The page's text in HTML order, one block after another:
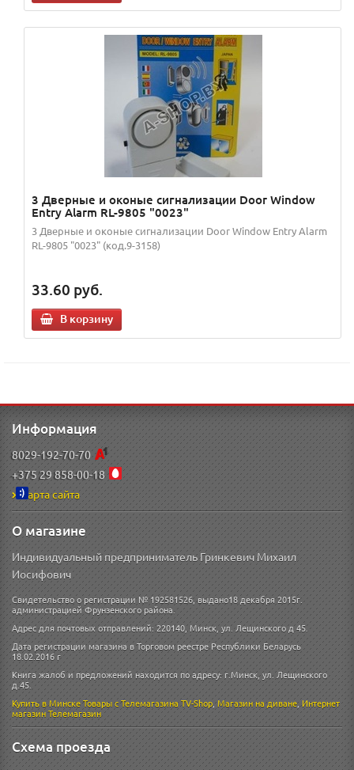
3 Дверные и оконые сигнализации Door Window
Entry Alarm RL-9805 "0023"
3 Дверные и оконые сигнализации Door Window Entry Alarm
RL-9805 "0023" (код.9-3158)
33.60 руб.
В корзину
Информация
8029-192-70-70
+375 29 858-00-18
Карта сайта
О магазине
Индивидуальный предприниматель Гринкевич Михаил
Иосифович
Свидетельство о регистрации № 192581526, выдано18 декабря 2015г.
администрацией Фрунзенского района.
Адрес для почтовых отправлений: 220140, Минск, ул. Лещинского д 45.
Дата регистрации магазина в Торговом реестре Республики Беларусь
18.02.2016 г
Книга жалоб и предложений находится по адресу: г.Минск, ул. Лещинского
д.45.
Купить в МинскеТовары с Телемагазина TV-Shop,Магазин на диване,Интернет
магазинТелемагазин
Схема проезда